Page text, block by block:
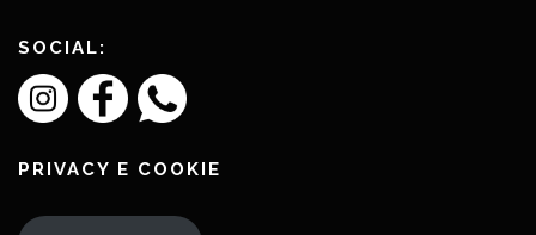
SOCIAL:
PRIVACY E COOKIE